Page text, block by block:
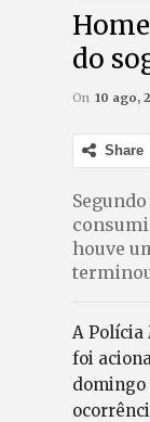
do
On 10 ago,
Share
houve
A Polícia
foi
domingo